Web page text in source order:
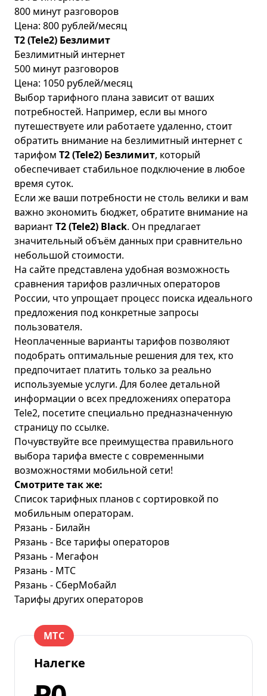
800 минут разговоров
Цена: 800 рублей/месяц
T2 (Tele2) Безлимит
Безлимитный интернет
500 минут разговоров
Цена: 1050 рублей/месяц
Выбор тарифного плана зависит от ваших
потребностей. Например, если вы много
путешествуете или работаете удаленно, стоит
обратить внимание на безлимитный интернет с
тарифом T2 (Tele2) Безлимит, который
обеспечивает стабильное подключение в любое
время суток.
Если же ваши потребности не столь велики и вам
важно экономить бюджет, обратите внимание на
вариантT2 (Tele2) Black. Он предлагает
значительный объём данных при сравнительно
небольшой стоимости.
На сайте представлена удобная возможность
сравнения тарифов различных операторов
России, что упрощает процесс поиска идеального
предложения под конкретные запросы
пользователя.
Неоплаченные варианты тарифов позволяют
подобрать оптимальные решения для тех, кто
предпочитает платить только за реально
используемые услуги. Для более детальной
информации о всех предложениях оператора
Tele2, посетите специально предназначенную
страницу по ссылке.
Почувствуйте все преимущества правильного
выбора тарифа вместе с современными
возможностями мобильной сети!
Смотрите так же:
Список тарифных планов с сортировкой по
мобильным операторам.
Рязань - Билайн
Рязань - Все тарифы операторов
Рязань - Мегафон
Рязань - МТС
Рязань - СберМобайл
Тарифы других операторов
МТС
Налегке